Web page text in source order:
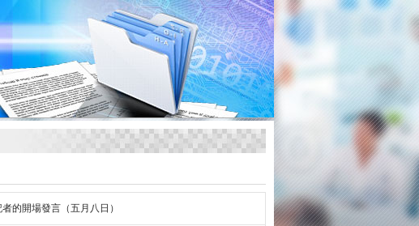
的開場發言（五月八日）